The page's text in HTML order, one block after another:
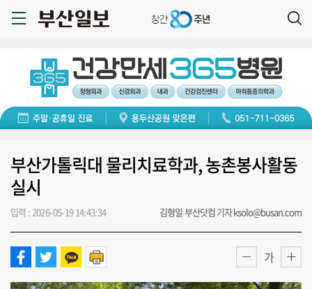
부산가톨릭대 물리치료학과, 농촌봉사활동
실시
입력 : 2026-05-19 14:43:34 김형일 부산닷컴 기자 ksolo@busan.com
가